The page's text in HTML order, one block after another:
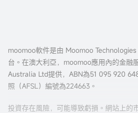
moomoo軟件是由 Moomoo
台。在澳大利亞，moomoo應用內的金融
Australia Ltd提供，ABN為51 095 920
照（AFSL）編號為224663。
投資存在風險，可能導致虧損。網站上的